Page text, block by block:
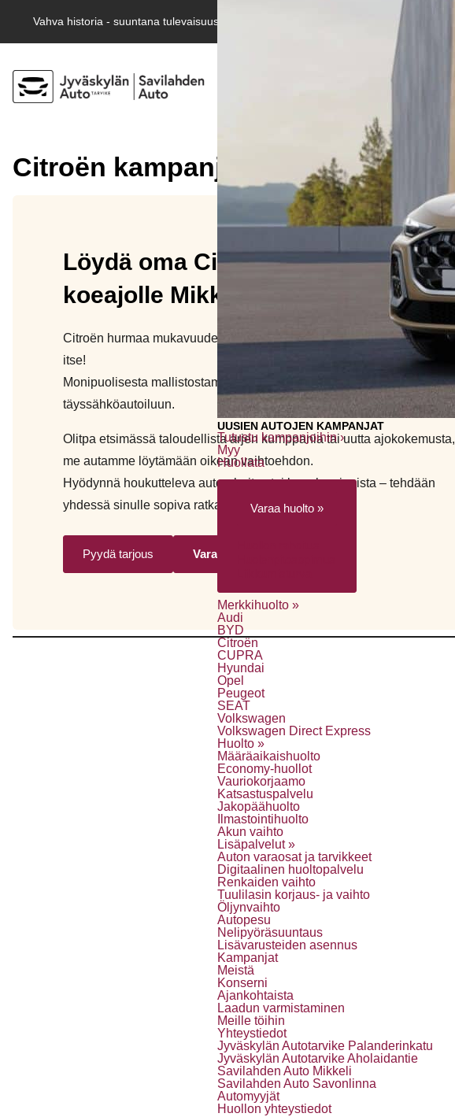
Vahva historia - suuntana tulevaisuus!
UUSIEN AUTOJEN KAMPANJAT
Tutustu kampanjoihin ›
Myy
Huollata
Varaa huolto »
Merkkihuolto »
Audi
BYD
Citroën
CUPRA
Hyundai
Opel
Peugeot
SEAT
Volkswagen
Volkswagen Direct Express
Huolto »
Määräaikaishuolto
Economy-huollot
Vauriokorjaamo
Katsastuspalvelu
Jakopäähuolto
Ilmastointihuolto
Akun vaihto
Lisäpalvelut »
Auton varaosat ja tarvikkeet
Digitaalinen huoltopalvelu
Renkaiden vaihto
Tuulilasin korjaus- ja vaihto
Öljynvaihto
Autopesu
Nelipyöräsuuntaus
Lisävarusteiden asennus
Kampanjat
Meistä
Konserni
Ajankohtaista
Laadun varmistaminen
Meille töihin
Yhteystiedot
Jyväskylän Autotarvike Palanderinkatu
Jyväskylän Autotarvike Aholaidantie
Savilahden Auto Mikkeli
Savilahden Auto Savonlinna
Automyyjät
Huollon yhteystiedot
Citroën kampanjat
Löydä oma Citroënisi – tervetuloa
koeajolle Mikkeliin!
Citroën hurmaa mukavuudellaan ja erottuvalla tyylillään – tule ja koe se
itse!
Monipuolisesta mallistostamme löydät vaihtoehdot niin hybridi- kuin
täyssähköautoiluun.
Olitpa etsimässä taloudellista arjen kumppania tai uutta ajokokemusta,
me autamme löytämään oikean vaihtoehdon.
Hyödynnä houkutteleva autorahoitus tai kysy leasingista – tehdään
yhdessä sinulle sopiva ratkaisu.
Pyydä tarjous Varaa koeajo jo tänään!